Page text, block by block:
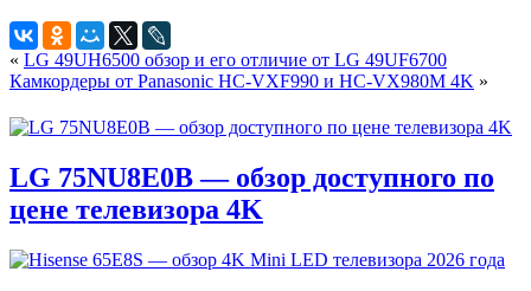
« LG 49UH6500 обзор и его отличие от LG 49UF6700
Камкордеры от Panasonic HC-VXF990 и HC-VX980M 4K »
LG 75NU8E0B — обзор доступного по
цене телевизора 4K